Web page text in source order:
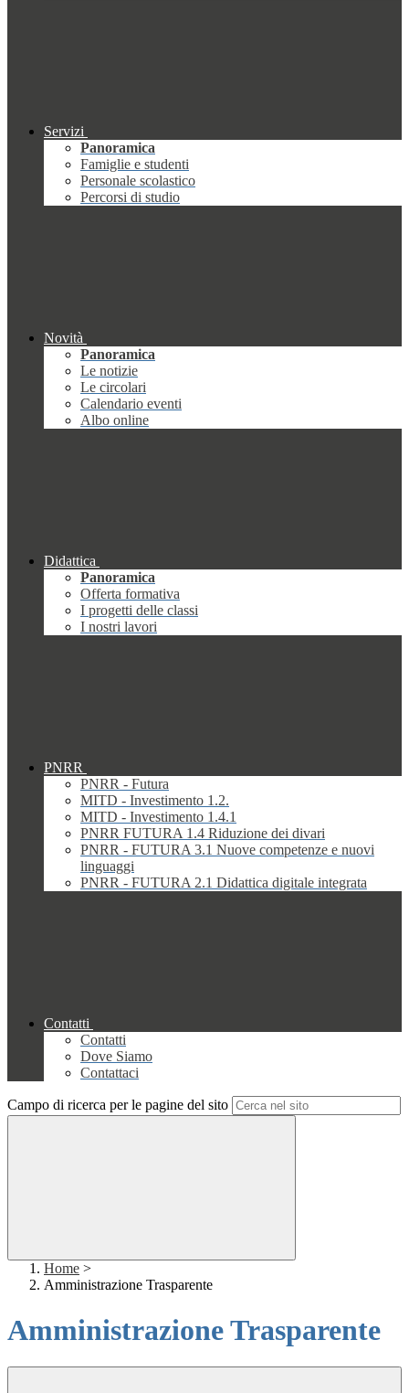
Servizi
Panoramica
Famiglie e studenti
Personale scolastico
Percorsi di studio
Novità
Panoramica
Le notizie
Le circolari
Calendario eventi
Albo online
Didattica
Panoramica
Offerta formativa
I progetti delle classi
I nostri lavori
PNRR
PNRR - Futura
MITD - Investimento 1.2.
MITD - Investimento 1.4.1
PNRR FUTURA 1.4 Riduzione dei divari
PNRR - FUTURA 3.1 Nuove competenze e nuovi
linguaggi
PNRR - FUTURA 2.1 Didattica digitale integrata
Contatti
Contatti
Dove Siamo
Contattaci
Campo di ricerca per le pagine del sito
Home >
Amministrazione Trasparente
Amministrazione Trasparente